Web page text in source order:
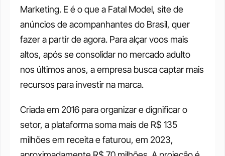
Marketing. E é o que a Fatal Model, site de
anúncios de acompanhantes do Brasil, quer
fazer a partir de agora. Para alçar voos mais
altos, após se consolidar no mercado adulto
nos últimos anos, a empresa busca captar mais
recursos para investir na marca.
Criada em 2016 para organizar e dignificar o
setor, a plataforma soma mais de R$ 135
milhões em receita e faturou, em 2023,